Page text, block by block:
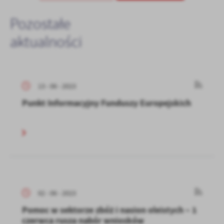
Pozostałe
aktualności
13 - 06 - 2023
Punkt Informacyjny Funduszy Europejskich
02 - 06 - 2023
Pomoc w sektorze zbóż i nasion oleistych – 1
czerwca rusza nabór wniosków